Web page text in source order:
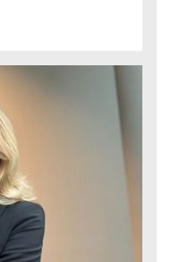
erfarna